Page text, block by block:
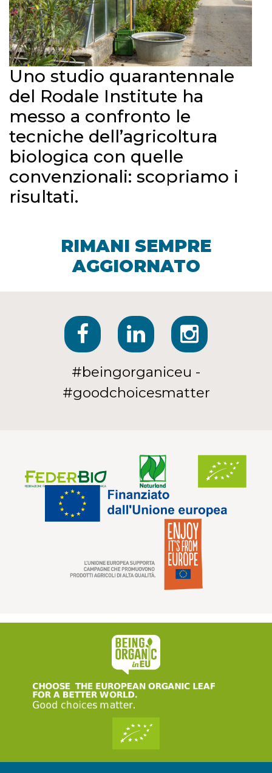
Uno studio quarantennale
del Rodale Institute ha
messo a confronto le
tecniche dell’agricoltura
biologica con quelle
convenzionali: scopriamo i
risultati.
RIMANI SEMPRE
AGGIORNATO
#beingorganiceu -
#goodchoicesmatter